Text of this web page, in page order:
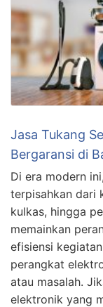
Jasa Tukang
Bergaransi di
Di era modern
terpisahkan dari
kulkas, hingga
memainkan
efisiensi
perangkat
atau masalah.
elektronik yang